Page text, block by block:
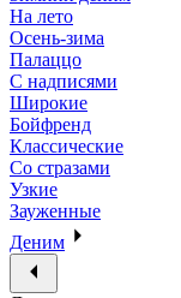
На лето
Осень-зима
Палаццо
С надписями
Широкие
Бойфренд
Классические
Со стразами
Узкие
Зауженные
Деним